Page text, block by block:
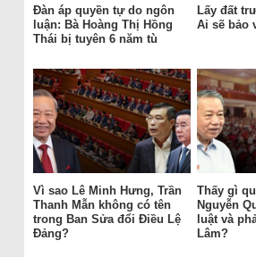
Đàn áp quyền tự do ngôn
luận: Bà Hoàng Thị Hồng
Thái bị tuyên 6 năm tù
Lấy đất
Ai sẽ bảo
Vì sao Lê Minh Hưng, Trần
Thanh Mẫn không có tên
trong Ban Sửa đổi Điều Lệ
Đảng?
Thấy gì
Nguyễn
luật và
Lâm?